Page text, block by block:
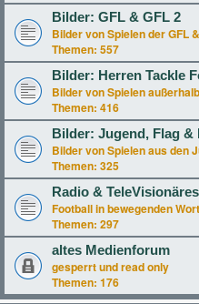
Bilder: GFL & GFL 2
Bilder von Spielen der GFL
Themen: 557
Bilder: Herren Tackle
Bilder von Spielen
Themen: 416
Bilder: Jugend, Flag &
Bilder von Spielen aus den
Themen: 325
Radio & TeleVisionäres
Football in bewegenden
Themen: 297
altes Medienforum
gesperrt und read only
Themen: 176